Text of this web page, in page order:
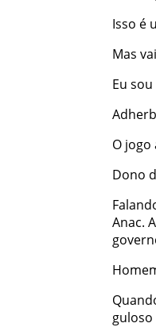
Isso é
Mas
Eu
O
Dono
Anac.